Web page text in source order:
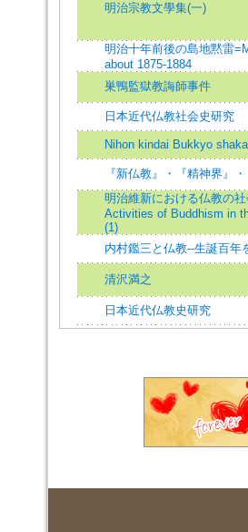
明治宗教文學集(一)
明治十年前後の島地黙雷
about 1875-1884
巣鴨監獄教誨師事件
日本近代仏教社会史研究
Nihon kindai Bukkyo
『新仏教』・『精神界』・
明治維新における仏教の
Activities of Buddhism in
(1)
内村鑑三と仏教--生誕百年
清沢満之
日本近代仏教史研究